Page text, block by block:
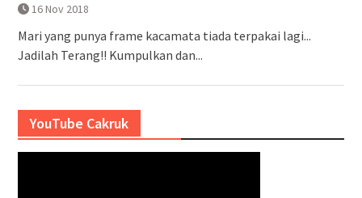
16 Nov 2018
Mari yang punya frame kacamata tiada terpakai lagi...
Jadilah Terang!! Kumpulkan dan...
YouTube Cakruk